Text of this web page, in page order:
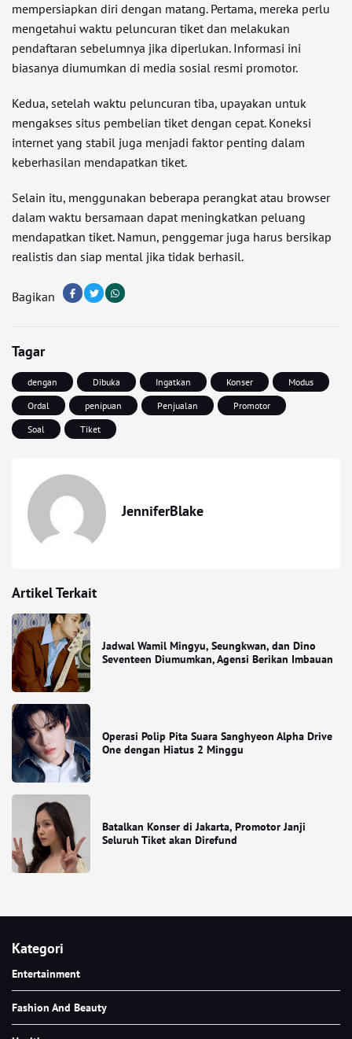
mempersiapkan diri dengan matang. Pertama, mereka perlu
mengetahui waktu peluncuran tiket dan melakukan
pendaftaran sebelumnya jika diperlukan. Informasi ini
biasanya diumumkan di media sosial resmi promotor.
Kedua, setelah waktu peluncuran tiba, upayakan untuk
mengakses situs pembelian tiket dengan cepat. Koneksi
internet yang stabil juga menjadi faktor penting dalam
keberhasilan mendapatkan tiket.
Selain itu, menggunakan beberapa perangkat atau browser
dalam waktu bersamaan dapat meningkatkan peluang
mendapatkan tiket. Namun, penggemar juga harus bersikap
realistis dan siap mental jika tidak berhasil.
Bagikan
Tagar
dengan Dibuka Ingatkan Konser
Modus
Ordal
penipuan Penjualan
Promotor
Soal
Tiket
JenniferBlake
Artikel Terkait
Jadwal Wamil Mingyu, Seungkwan, dan Dino
Seventeen Diumumkan, Agensi Berikan Imbauan
Operasi Polip Pita Suara Sanghyeon Alpha Drive
One dengan Hiatus 2 Minggu
Batalkan Konser di Jakarta, Promotor Janji
Seluruh Tiket akan Direfund
Kategori
Entertainment
Fashion And Beauty